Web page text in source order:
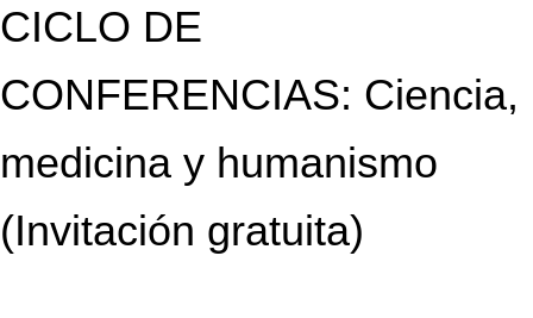
CICLO DE
CONFERENCIAS: Ciencia,
medicina y humanismo
(Invitación gratuita)